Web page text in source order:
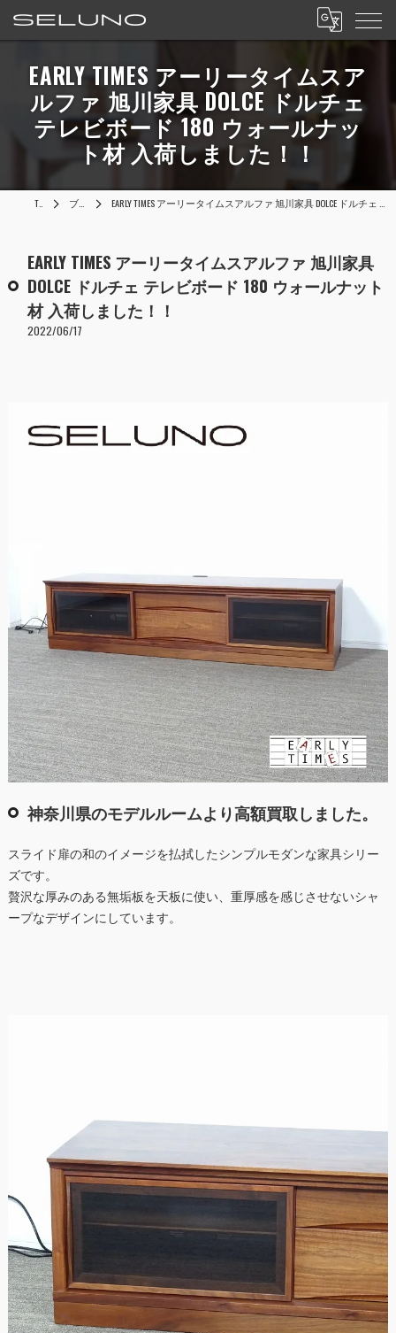
EARLY TIMES アーリータイムスア
ルファ 旭川家具 DOLCE ドルチェ
テレビボード 180 ウォールナッ
ト材 入荷しました！！
TOP ブログ EARLY TIMES アーリータイムスアルファ 旭川家具 DOLCE ドルチェ テレビボード 180 ウォールナット材 入荷しました！！
EARLY TIMES アーリータイムスアルファ 旭川家具
DOLCE ドルチェ テレビボード 180 ウォールナット
材 入荷しました！！
2022/06/17
神奈川県のモデルルームより高額買取しました。
スライド扉の和のイメージを払拭したシンプルモダンな家具シリー
ズです。
贅沢な厚みのある無垢板を天板に使い、重厚感を感じさせないシャ
ープなデザインにしています。